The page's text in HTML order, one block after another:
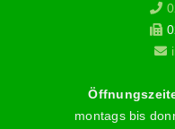
montags bis